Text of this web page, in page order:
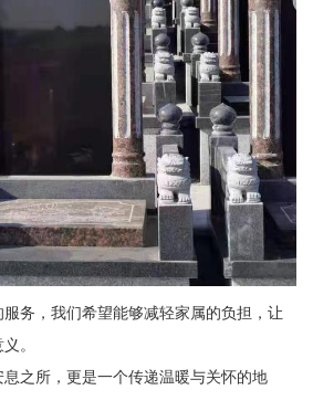
务，我们希望能够减轻家属的负担，让
。
之所，更是一个传递温暖与关怀的地